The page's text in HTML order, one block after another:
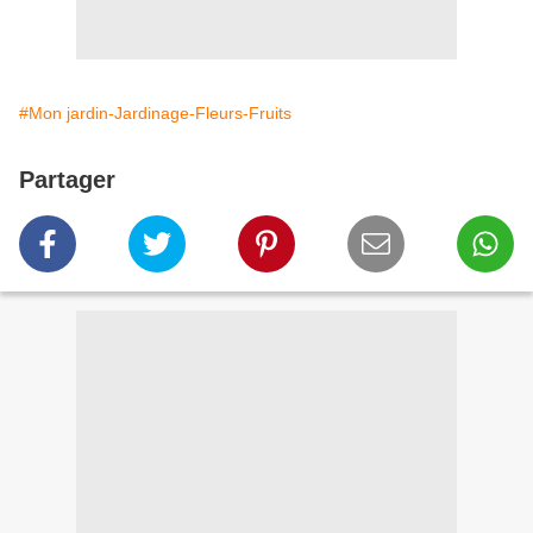
#Mon jardin-Jardinage-Fleurs-Fruits
Partager